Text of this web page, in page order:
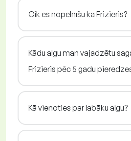
Cik es nopelnīšu kā Frizieris?
Kādu algu man vajadzētu
Frizieris pēc 5 gadu
Kā vienoties par labāku algu?